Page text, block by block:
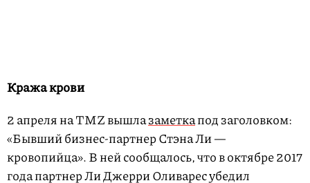
Кража крови
2 апреля на TMZ вышлазаметкапод заголовком:
«Бывший бизнес-партнер Стэна Ли —
кровопийца». В ней сообщалось, что в октябре 2017
года партнер Ли Джерри Оливарес убедил